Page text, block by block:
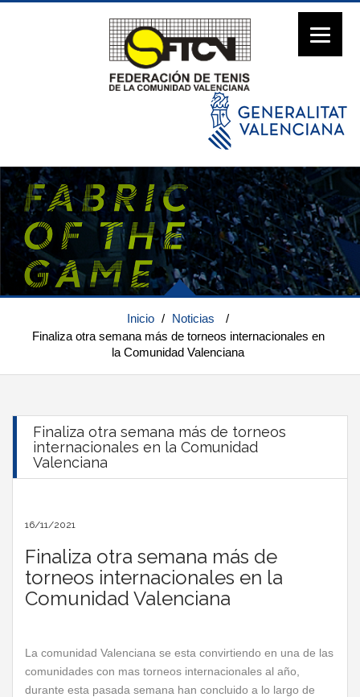
Inicio / Noticias
/
Finaliza otra semana más de torneos internacionales en
la Comunidad Valenciana
Finaliza otra semana más de torneos
internacionales en la Comunidad
Valenciana
16/11/2021
Finaliza otra semana más de
torneos internacionales en la
Comunidad Valenciana
La comunidad Valenciana se esta convirtiendo en una de las
comunidades con mas torneos internacionales al año,
durante esta pasada semana han concluido a lo largo de